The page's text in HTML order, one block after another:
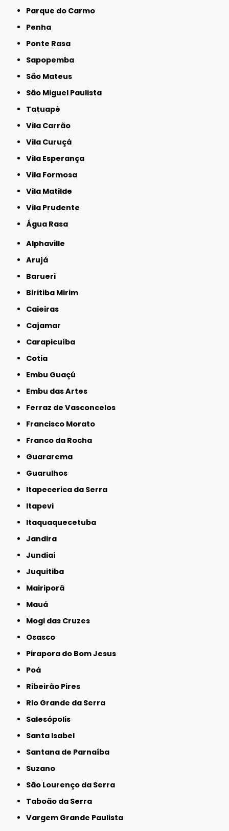
Parque do Carmo
Penha
Ponte Rasa
Sapopemba
São Mateus
São Miguel Paulista
Tatuapé
Vila Carrão
Vila Curuçá
Vila Esperança
Vila Formosa
Vila Matilde
Vila Prudente
Água Rasa
Alphaville
Arujá
Barueri
Biritiba Mirim
Caieiras
Cajamar
Carapicuíba
Cotia
Embu Guaçú
Embu das Artes
Ferraz de Vasconcelos
Francisco Morato
Franco da Rocha
Guararema
Guarulhos
Itapecerica da Serra
Itapevi
Itaquaquecetuba
Jandira
Jundiaí
Juquitiba
Mairiporã
Mauá
Mogi das Cruzes
Osasco
Pirapora do Bom Jesus
Poá
Ribeirão Pires
Rio Grande da Serra
Salesópolis
Santa Isabel
Santana de Parnaíba
Suzano
São Lourenço da Serra
Taboão da Serra
Vargem Grande Paulista